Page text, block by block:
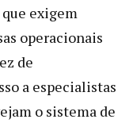
exigem
operacionais
de
a especialistas
o sistema de